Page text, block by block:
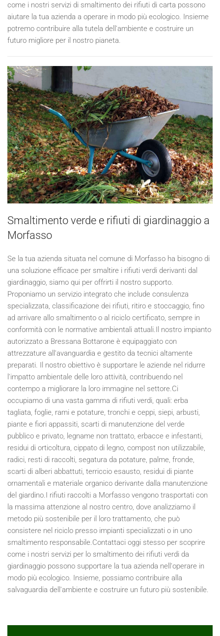
come i nostri servizi di smaltimento dei rifiuti di carta possono
aiutare la tua azienda a operare in modo più ecologico. Insieme
potremo contribuire alla tutela dell'ambiente e costruire un
futuro migliore per il nostro pianeta.
Smaltimento verde e rifiuti di giardinaggio a
Morfasso
Se la tua azienda situata nel comune di Morfasso ha bisogno di
una soluzione efficace per smaltire i rifiuti verdi derivanti dal
giardinaggio, siamo qui per offrirti il nostro supporto.
Proponiamo un servizio integrato che include consulenza
specializzata, classificazione dei rifiuti, ritiro e stoccaggio, fino
ad arrivare allo smaltimento o al riciclo certificato, sempre in
conformità con le normative ambientali attuali.Il nostro impianto
autorizzato a Bressana Bottarone è equipaggiato con
attrezzature all'avanguardia e gestito da tecnici altamente
preparati. Il nostro obiettivo è supportare le aziende nel ridurre
l'impatto ambientale delle loro attività, contribuendo nel
contempo a migliorare la loro immagine nel settore.Ci
occupiamo di una vasta gamma di rifiuti verdi, quali: erba
tagliata, foglie, rami e potature, tronchi e ceppi, siepi, arbusti,
piante e fiori appassiti, scarti di manutenzione del verde
pubblico e privato, legname non trattato, erbacce e infestanti,
residui di orticoltura, cippato di legno, compost non utilizzabile,
radici, resti di raccolti, segatura da potature, palme, fronde,
scarti di alberi abbattuti, terriccio esausto, residui di piante
ornamentali e materiale organico derivante dalla manutenzione
del giardino.I rifiuti raccolti a Morfasso vengono trasportati con
la massima attenzione al nostro centro, dove analizziamo il
metodo più sostenibile per il loro trattamento, che può
consistere nel riciclo presso impianti specializzati o in uno
smaltimento responsabile.Contattaci oggi stesso per scoprire
come i nostri servizi per lo smaltimento dei rifiuti verdi da
giardinaggio possono supportare la tua azienda nell'operare in
modo più ecologico. Insieme, possiamo contribuire alla
salvaguardia dell'ambiente e costruire un futuro più sostenibile.